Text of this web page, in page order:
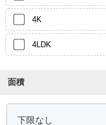
4K
4LDK
面積